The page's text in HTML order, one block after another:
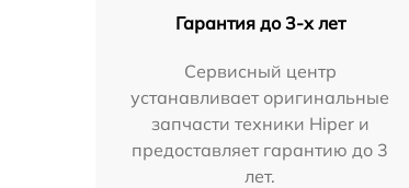
Гарантия до 3-х лет
Сервисный центр
устанавливает оригинальные
запчасти техники Hiper и
предоставляет гарантию до 3
лет.